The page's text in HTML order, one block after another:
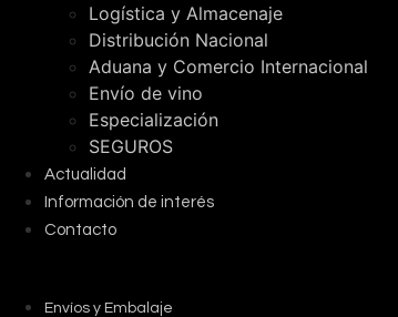
Logística y Almacenaje
Distribución Nacional
Aduana y Comercio Internacional
Envío de vino
Especialización
SEGUROS
Actualidad
Información de interés
Contacto
Envíos y Embalaje